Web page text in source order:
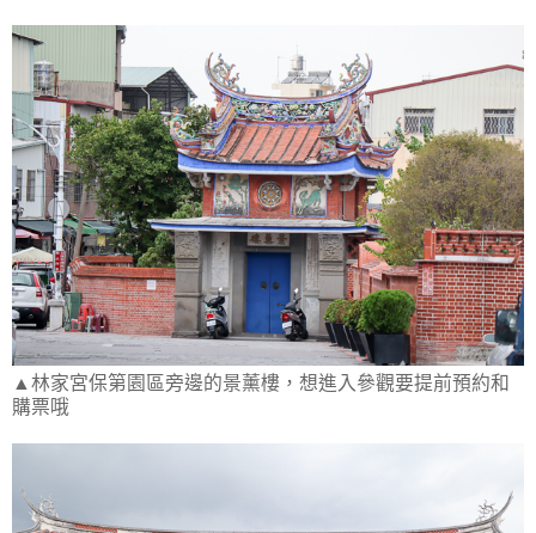
▲林家宮保第園區旁邊的景薰樓，想進入參觀要提前預約和
購票哦